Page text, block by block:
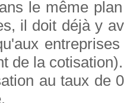
le même
il doit déjà y
de la
au taux de
.